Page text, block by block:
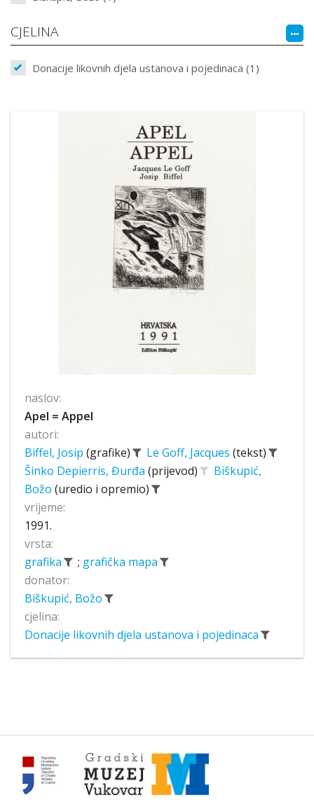
CJELINA
Donacije likovnih djela ustanova i pojedinaca (1)
naslov:
Apel = Appel
autori:
Biffel, Josip (grafike) Le Goff, Jacques (tekst)
Šinko Depierris, Đurđa (prijevod)
Biškupić,
Božo (uredio i opremio)
vrijeme:
1991.
vrsta:
grafika
; grafička mapa
donator:
Biškupić, Božo
cjelina:
Donacije likovnih djela ustanova i pojedinaca